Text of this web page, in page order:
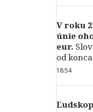
V roku
únie
eur.
od
18:54